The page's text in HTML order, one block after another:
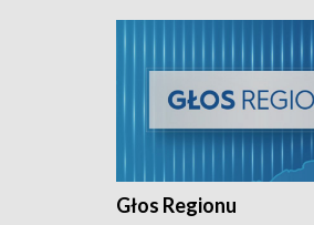
Głos Regionu